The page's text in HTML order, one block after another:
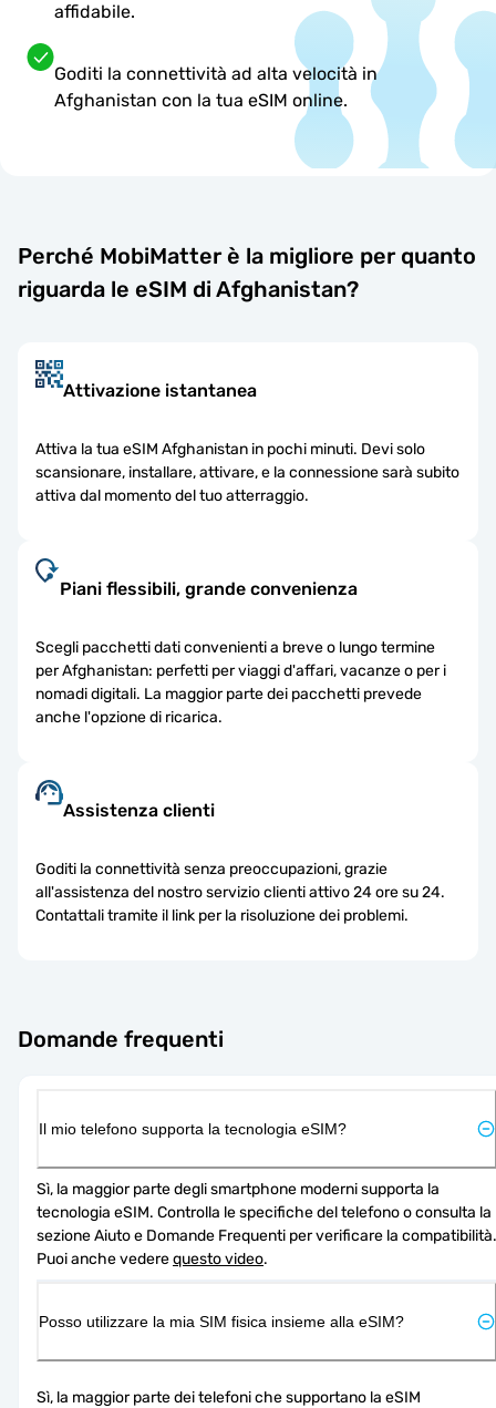
affidabile.
Goditi la connettività ad alta velocità in
Afghanistan con la tua eSIM online.
Perché MobiMatter è la migliore per quanto
riguarda le eSIM di Afghanistan?
Attivazione istantanea
Attiva la tua eSIM Afghanistan in pochi minuti. Devi solo
scansionare, installare, attivare, e la connessione sarà subito
attiva dal momento del tuo atterraggio.
Piani flessibili, grande convenienza
Scegli pacchetti dati convenienti a breve o lungo termine
per Afghanistan: perfetti per viaggi d'affari, vacanze o per i
nomadi digitali. La maggior parte dei pacchetti prevede
anche l'opzione di ricarica.
Assistenza clienti
Goditi la connettività senza preoccupazioni, grazie
all'assistenza del nostro servizio clienti attivo 24 ore su 24.
Contattali tramite il link per la risoluzione dei problemi.
Domande frequenti
Il mio telefono supporta la tecnologia eSIM?
Sì, la maggior parte degli smartphone moderni supporta la
tecnologia eSIM. Controlla le specifiche del telefono o consulta la
sezione Aiuto e Domande Frequenti per verificare la compatibilità.
Puoi anche vedere questo video.
Posso utilizzare la mia SIM fisica insieme alla eSIM?
Sì, la maggior parte dei telefoni che supportano la eSIM